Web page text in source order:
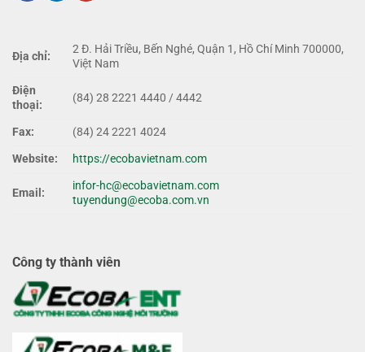
Địa chỉ:
2 Đ. Hải Triều, Bến Nghé, Quận 1, Hồ Chí Minh 700000,
Việt Nam
Điện
thoại:
(84) 28 2221 4440 / 4442
Fax:
(84) 24 2221 4024
Website:
https://ecobavietnam.com
Email:
infor-hc@ecobavietnam.com
tuyendung@ecoba.com.vn
Công ty thành viên